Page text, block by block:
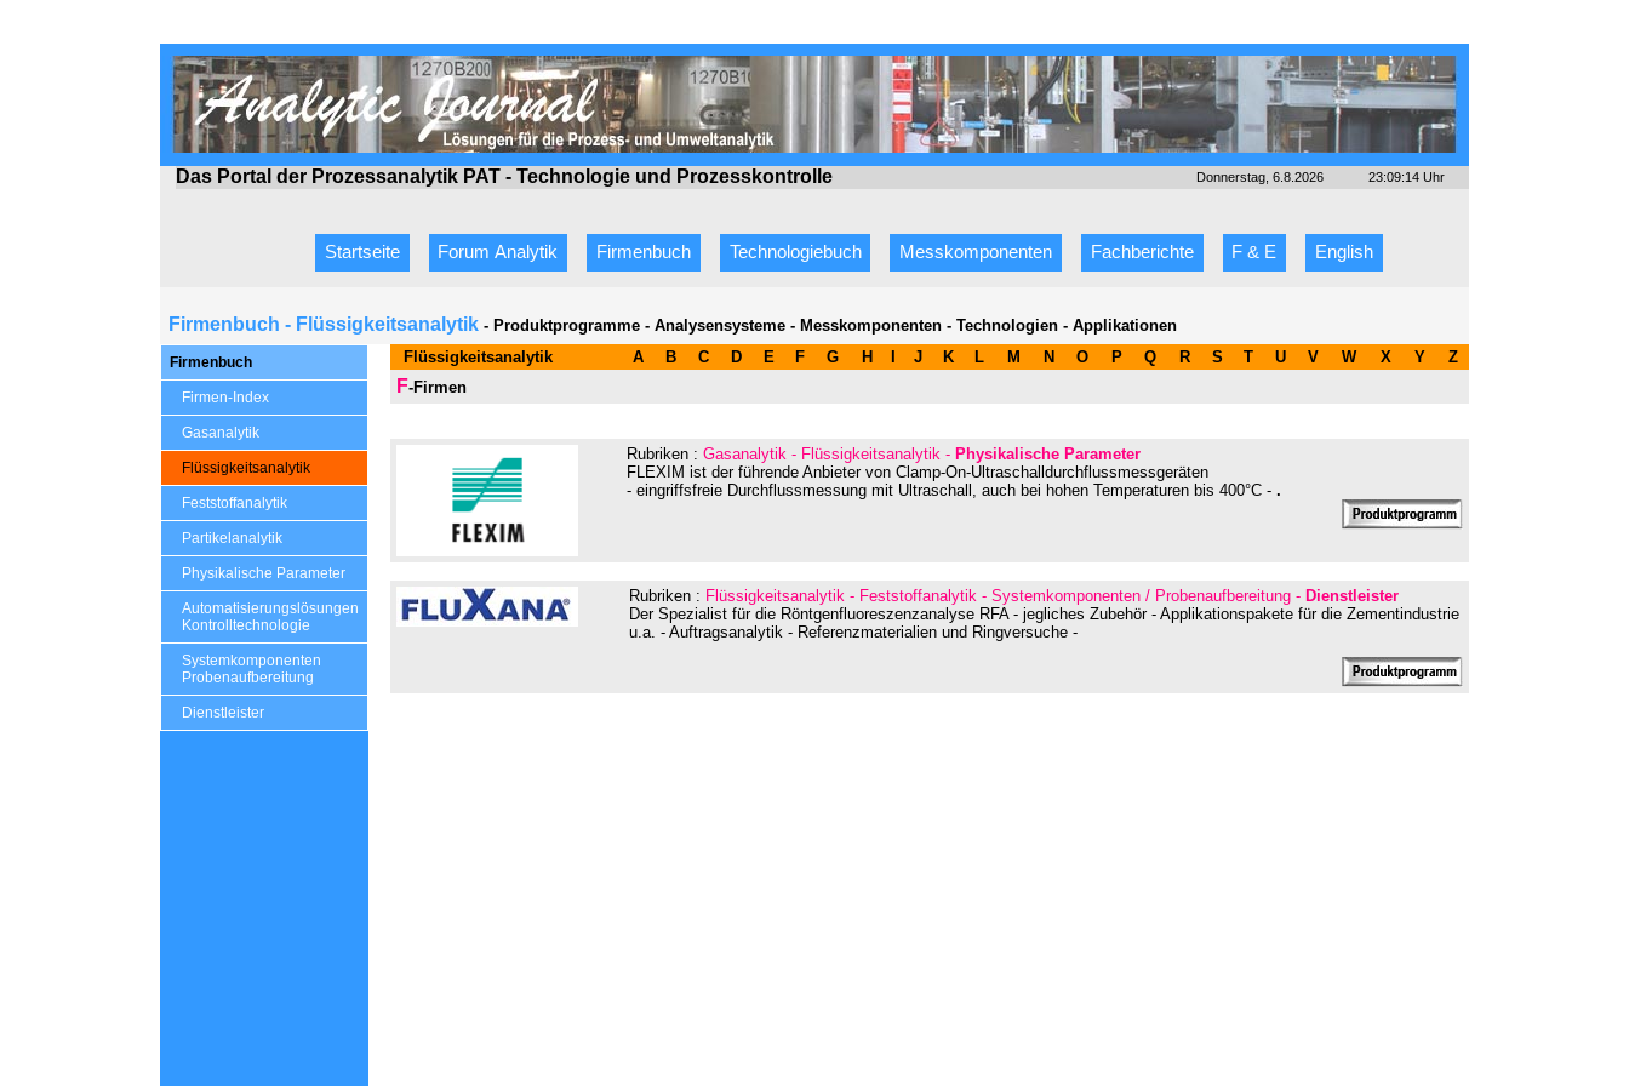
Das Portal der Prozessanalytik PAT - Technologie und Prozesskontrolle Donnerstag, 6.8.2026 23:09:14 Uhr
Startseite Forum Analytik Firmenbuch Technologiebuch Messkomponenten Fachberichte F & E English
Firmenbuch - Flüssigkeitsanalytik - Produktprogramme - Analysensysteme - Messkomponenten - Technologien - Applikationen
Firmenbuch
Firmen-Index
Gasanalytik
Flüssigkeitsanalytik
Feststoffanalytik
Partikelanalytik
Physikalische Parameter
Automatisierungslösungen
Kontrolltechnologie
Systemkomponenten
Probenaufbereitung
Dienstleister
Flüssigkeitsanalytik A B C D E F G H J K L M N O P Q R S T U V W X Y Z
F-Firmen
Rubriken : Gasanalytik - Flüssigkeitsanalytik - Physikalische Parameter
FLEXIM ist der führende Anbieter von Clamp-On-Ultraschalldurchflussmessgeräten
- eingriffsfreie Durchflussmessung mit Ultraschall, auch bei hohen Temperaturen bis 400°C - .
Rubriken : Flüssigkeitsanalytik - Feststoffanalytik - Systemkomponenten / Probenaufbereitung - Dienstleister
Der Spezialist für die Röntgenfluoreszenzanalyse RFA - jegliches Zubehör - Applikationspakete für die Zementindustrie
u.a. - Auftragsanalytik - Referenzmaterialien und Ringversuche -